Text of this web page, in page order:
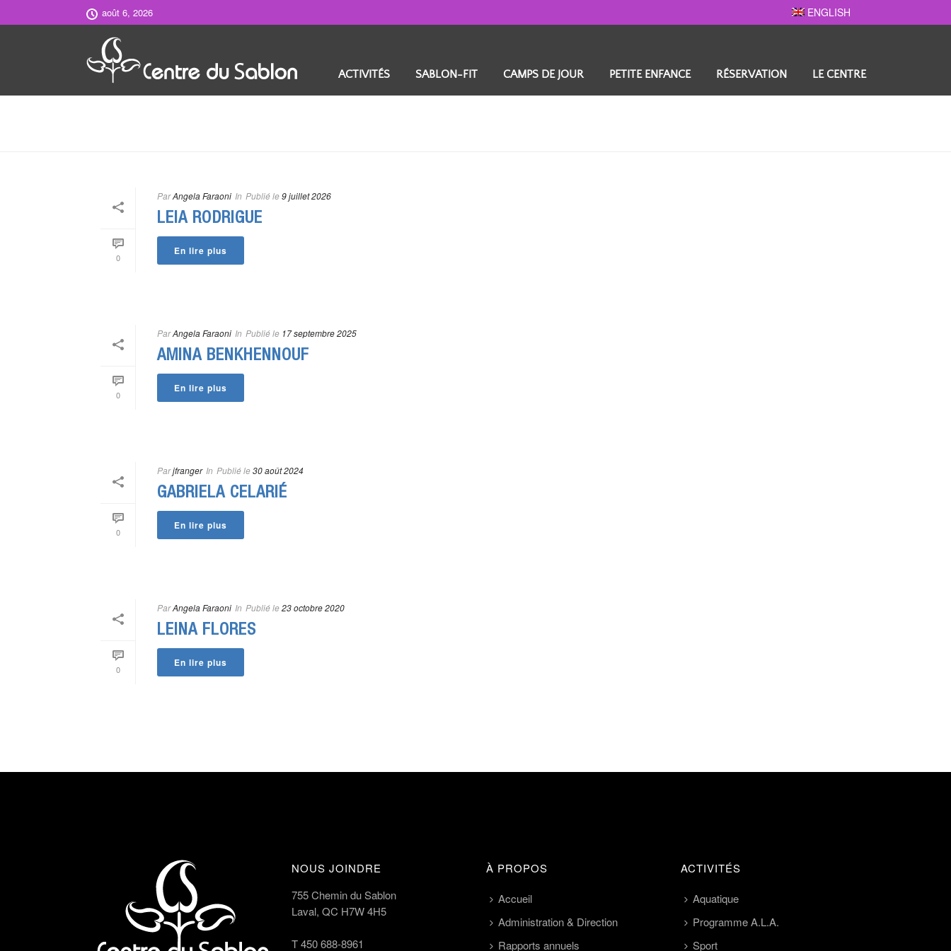
août 6, 2026 ENGLISH
ACTIVITÉS SABLON-FIT CAMPS DE JOUR PETITE ENFANCE RÉSERVATION LE CENTRE
ASSISTANT COORDONNATEURS
0
ParAngela Faraoni In Publié le9 juillet 2026
LEIA RODRIGUE
En lire plus
0
ParAngela Faraoni In Publié le 17 septembre 2025
AMINA BENKHENNOUF
En lire plus
0
Parjfranger In Publié le30 août 2024
GABRIELA CELARIÉ
En lire plus
0
ParAngela Faraoni In Publié le23 octobre 2020
LEINA FLORES
En lire plus
NOUS JOINDRE
755 Chemin du Sablon
Laval, QC H7W 4H5
T450 688-8961
À PROPOS
Accueil
Administration & Direction
Rapports annuels
ACTIVITÉS
Aquatique
Programme A.L.A.
Sport